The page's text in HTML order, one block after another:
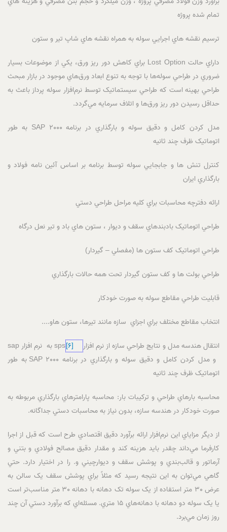
تمام شده پروژه
ترسيم نقشه هاي اجرايي سوله به همراه نقشه هاي شاپ تير و ستون
داراي حالت Lost Option براي کاهش دور ريز ورق، يکي از موضوعات بسيار
ضروري در طراحي سوله‌ها با توجه به تنوع ابعاد ورق‌هاي موجود در بازار مبحث
طراحي بهينه است که طراحي سيستماتيک توسط نرم‌افزار سوله پرداز باعث به
حداقل رسيدن دور ريز ورق‌ها و اتلاف سرمايه مي‌گردد.
مدل کردن کامل و دقيق سوله و بارگذاري در برنامه SAP 2000 به طور
اتوماتيک ظرف چند ثانيه
کنترل تنش ها و جابجايي سوله توسط برنامه بر اساس آئين نامه فولاد و
بارگذاري ايران
ارائه دفترچه محاسبات براي کليه مراحل طراحي دستي
طراحي اتوماتيک بادبندهاي سقف و ديوار ، ستون هاي باد و تير نعل درگاه
طراحي اتوماتيک کف ستون ها (مفصلي – گيردار)
طراحي بولت ها و کف ستون گيردار تحت همه حالات بارگذاري
قابليت طراحي مقاطع سوله به صورت خودکار
انتخاب مقاطع مختلف براي اجزاي سازه مانند تيرها، ستون هاو....
انتقال هندسه مدل و نتايج طراحي سازه از نرم افزارsps [6]
به نرم افزار sap
و مدل کردن کامل و دقيق سوله و بارگذاري در برنامه SAP 2000 به طور
اتوماتيک ظرف چند ثانيه
محاسبه بارهاي طراحي و ترکيبات بار: محاسبه پارامترهاي بارگذاري مربوطه به
صورت خودکار در هندسه سازه، بدون نياز به محاسبات دستي جداگانه.
از ديگر مزاياي اين نرم‌افزار ارائه برآورد دقيق اقتصادي طرح است که قبل از اجرا
کارفرما مي‌داند چقدر بايد هزينه کند و مقدار دقيق مصالح فولادي و بتني و
آرماتور و قالب‌بندي و پوشش سقف و ديوارچيني و. را در اختيار دارد. حتي
گاهي مي‌توان به اين نتيجه رسيد که مثلاً براي پوشش سقف يک سالن به
عرض 30 متر استفاده از يک سوله تک دهانه با دهانه 30 متر مناسب‌تر است
يا يک سوله دو دهانه با دهانه‌هاي 15 متري. مسئله‌اي که برآورد دستي آن چند
روز زمان مي‌برد.